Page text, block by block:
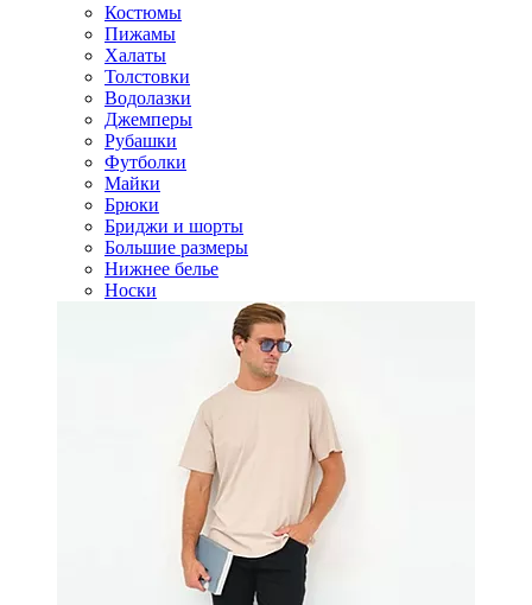
Костюмы
Пижамы
Халаты
Толстовки
Водолазки
Джемперы
Рубашки
Футболки
Майки
Брюки
Бриджи и шорты
Большие размеры
Нижнее белье
Носки